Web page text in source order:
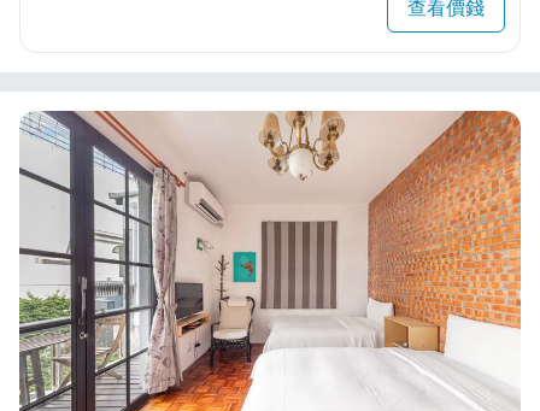
查看價錢